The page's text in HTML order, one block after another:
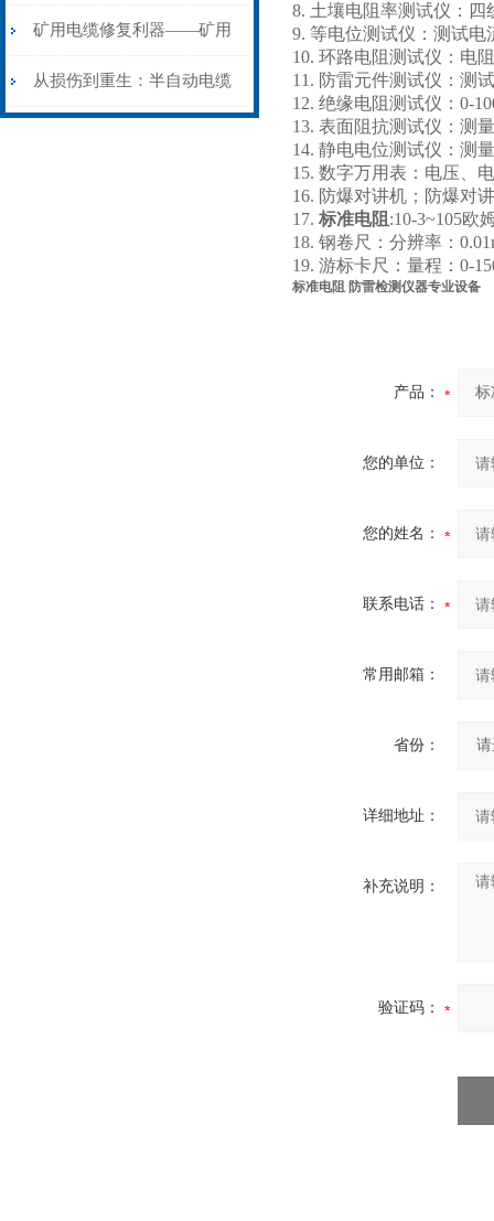
生”
安装与接线：精准修复的工
艺基石
矿用电缆修复利器——矿用
电缆热补机智能控温，安全
从损伤到重生：半自动电缆
8. 土壤电阻率测试仪：
9. 等电位测试仪：测试
10. 环路电阻测试仪：电
11. 防雷元件测试仪：测
12. 绝缘电阻测试仪：0-
13. 表面阻抗测试仪：测
14. 静电电位测试仪：测
15. 数字万用表：电压、
16. 防爆对讲机；防爆对讲
17. 标准电阻 :10-3~105欧
18. 钢卷尺：分辨率：
19. 游标卡尺：量程：0-
标准电阻 防雷检测仪器专业设备
产品：
您的单位：
您的姓名：
联系电话：
常用邮箱：
省份：
详细地址：
补充说明：
验证码：